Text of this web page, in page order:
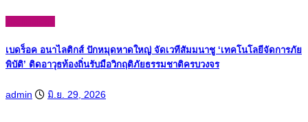
เบดร็อค อนาไลติกส์ ปักหมุดหาดใหญ่ จัดเวทีสัมมนาชู ‘เทคโนโลยีจัดการภัย
พิบัติ’ ติดอาวุธท้องถิ่นรับมือวิกฤติภัยธรรมชาติครบวงจร
admin มิ.ย. 29, 2026